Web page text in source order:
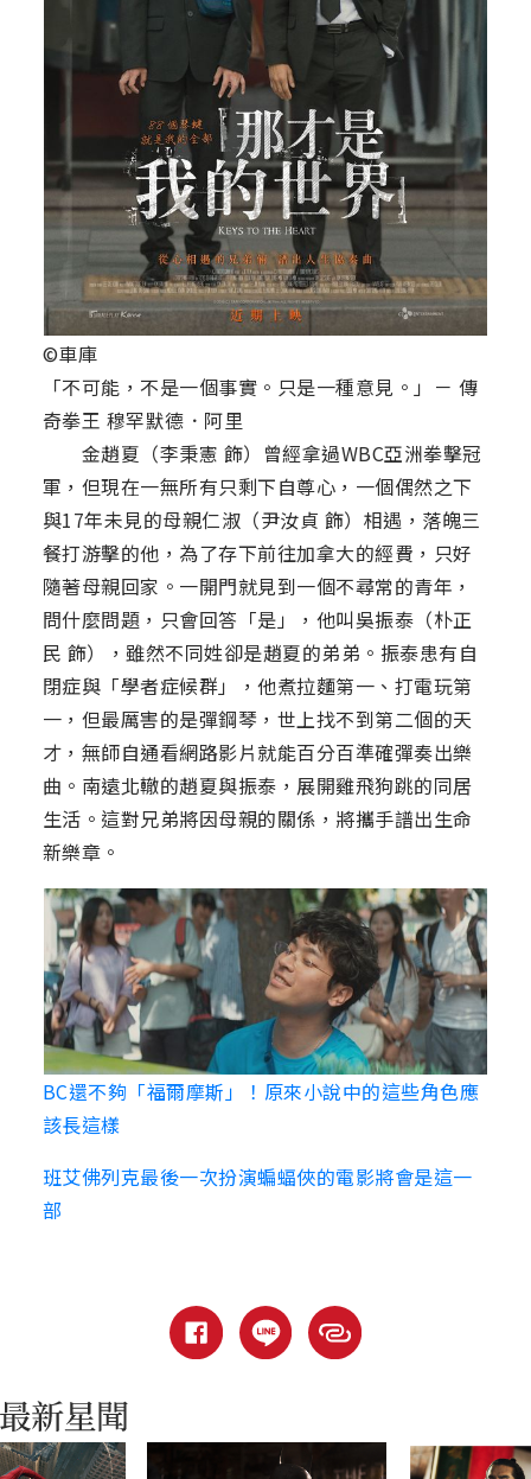
©車庫
「不可能，不是一個事實。只是一種意見。」－ 傳
奇拳王 穆罕默德．阿里
金趙夏（李秉憲 飾）曾經拿過WBC亞洲拳擊冠
軍，但現在一無所有只剩下自尊心，一個偶然之下
與17年未見的母親仁淑（尹汝貞 飾）相遇，落魄三
餐打游擊的他，為了存下前往加拿大的經費，只好
隨著母親回家。一開門就見到一個不尋常的青年，
問什麼問題，只會回答「是」，他叫吳振泰（朴正
民 飾），雖然不同姓卻是趙夏的弟弟。振泰患有自
閉症與「學者症候群」，他煮拉麵第一、打電玩第
一，但最厲害的是彈鋼琴，世上找不到第二個的天
才，無師自通看網路影片就能百分百準確彈奏出樂
曲。南遠北轍的趙夏與振泰，展開雞飛狗跳的同居
生活。這對兄弟將因母親的關係，將攜手譜出生命
新樂章。
BC還不夠「福爾摩斯」！原來小說中的這些角色應
該長這樣
班艾佛列克最後一次扮演蝙蝠俠的電影將會是這一
部